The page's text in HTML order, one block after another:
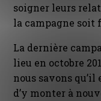
soigner leurs
la campagne soit
La dernière
lieu en octobre
nous savons
d’y monter à